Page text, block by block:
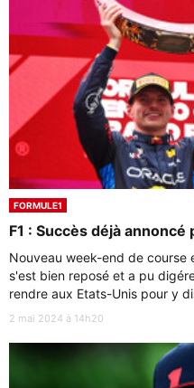
FORMULE1
F1 : Succès déjà
Nouveau week-end de course
s'est bien reposé et a pu
rendre aux Etats-Unis pour y
2 mai 2024 à 14h20